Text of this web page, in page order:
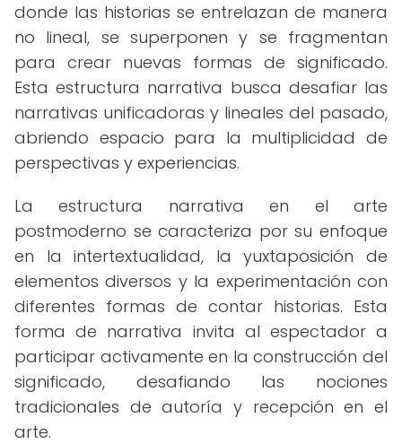
donde las historias se entrelazan de manera
no lineal, se superponen y se fragmentan
para crear nuevas formas de significado.
Esta estructura narrativa busca desafiar las
narrativas unificadoras y lineales del pasado,
abriendo espacio para la multiplicidad de
perspectivas y experiencias.
La estructura narrativa en el arte
postmoderno se caracteriza por su enfoque
en la intertextualidad, la yuxtaposición de
elementos diversos y la experimentación con
diferentes formas de contar historias. Esta
forma de narrativa invita al espectador a
participar activamente en la construcción del
significado, desafiando las nociones
tradicionales de autoría y recepción en el
arte.